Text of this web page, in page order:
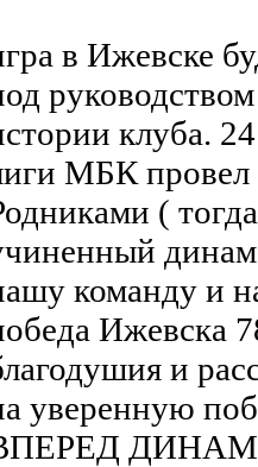
в Ижевске
клуба.
МБК провел
(
команду и
Ижевска
и
уверенную